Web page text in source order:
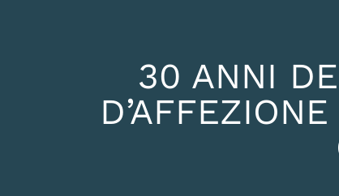
30 ANNI